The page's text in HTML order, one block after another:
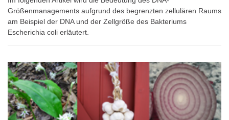
Größenmanagements aufgrund des begrenzten zellulären Raums
am Beispiel der DNA und der Zellgröße des Bakteriums
Escherichia coli erläutert.